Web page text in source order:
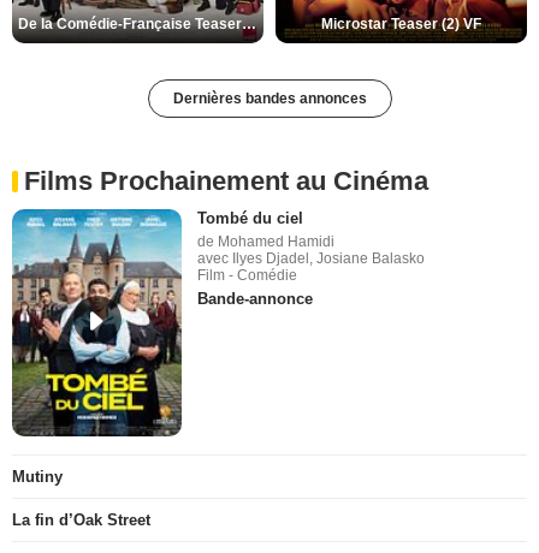
De la Comédie-Française Teaser (3) VF Microstar Teaser (2) VF
Dernières bandes annonces
Films Prochainement au Cinéma
Tombé du ciel
de Mohamed Hamidi
avec Ilyes Djadel, Josiane Balasko
Film - Comédie
Bande-annonce
Mutiny
La fin d’Oak Street